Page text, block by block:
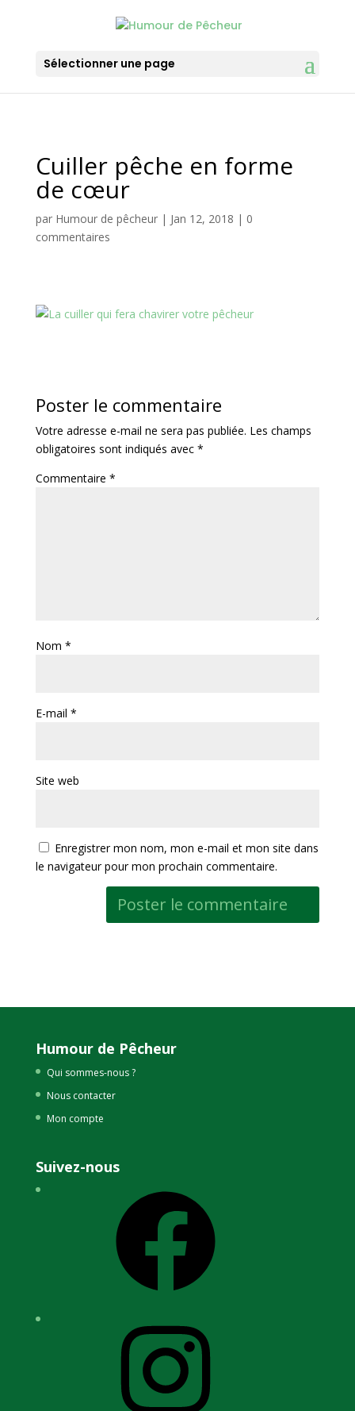
Sélectionner une page
Cuiller pêche en forme
de cœur
par Humour de pêcheur| Jan 12, 2018 | 0
commentaires
Poster le commentaire
Votre adresse e-mail ne sera pas publiée. Les champs
obligatoires sont indiqués avec *
Commentaire *
Nom *
E-mail *
Site web
Enregistrer mon nom, mon e-mail et mon site dans
le navigateur pour mon prochain commentaire.
Humour de Pêcheur
Qui sommes-nous ?
Nous contacter
Mon compte
Suivez-nous